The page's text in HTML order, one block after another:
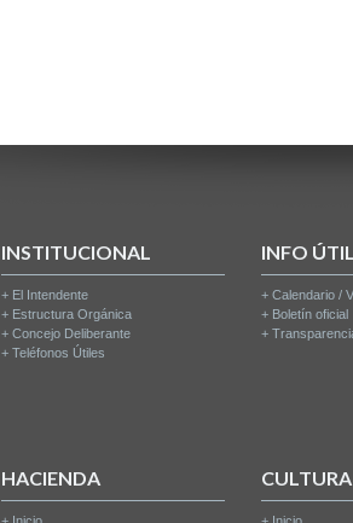
INSTITUCIONAL
+ El Intendente
+ Estructura Orgánica
+ Concejo Deliberante
+ Teléfonos Útiles
INFO ÚTIL
+Calendario /
+ Boletín oficial
+
HACIENDA CULTURA